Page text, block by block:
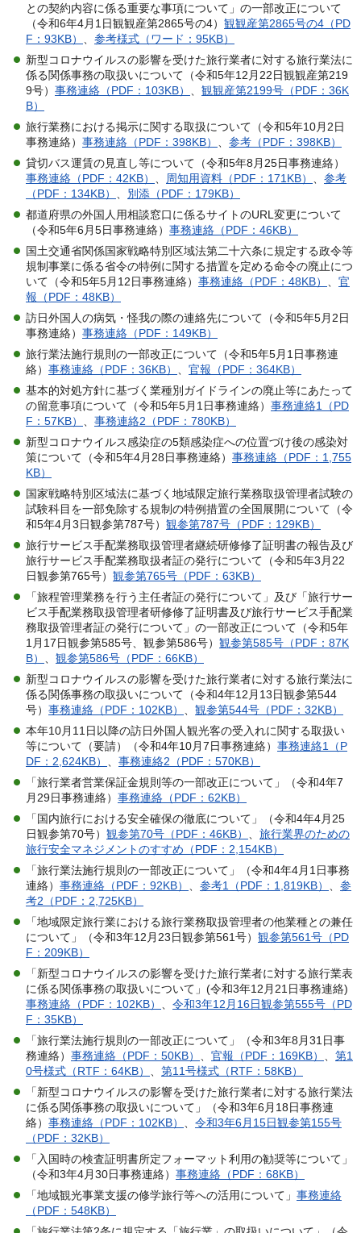
との契約内容に係る重要な事項について」の一部改正について
（令和6年4月1日観観産第2865号の4） 観観産第2865号の4（PD
F：93KB）
参考様式（ワード：95KB）
新型コロナウイルスの影響を受けた旅行業者に対する旅行業法に
係る関係事務の取扱いについて（令和5年12月22日観観産第219
9号） 事務連絡（PDF：103KB）
観観産第2199号（PDF：36K
B）
旅行業務における掲示に関する取扱について（令和5年10月2日
事務連絡） 事務連絡（PDF：398KB）
参考（PDF：398KB）
貸切バス運賃の見直し等について（令和5年8月25日事務連絡）
事務連絡（PDF：42KB）
周知用資料（PDF：171KB）
参考
（PDF：134KB）
別添（PDF：179KB）
都道府県の外国人用相談窓口に係るサイトのURL変更について
（令和5年6月5日事務連絡） 事務連絡（PDF：46KB）
国土交通省関係国家戦略特別区域法第二十六条に規定する政令等
規制事業に係る省令の特例に関する措置を定める命令の廃止につ
いて（令和5年5月12日事務連絡） 事務連絡（PDF：48KB）
官
報（PDF：48KB）
訪日外国人の病気・怪我の際の連絡先について（令和5年5月2日
事務連絡） 事務連絡（PDF：149KB）
旅行業法施行規則の一部改正について（令和5年5月1日事務連
絡） 事務連絡（PDF：36KB）
官報（PDF：364KB）
基本的対処方針に基づく業種別ガイドラインの廃止等にあたって
の留意事項について（令和5年5月1日事務連絡） 事務連絡1（PD
F：57KB）
事務連絡2（PDF：780KB）
新型コロナウイルス感染症の5類感染症への位置づけ後の感染対
策について（令和5年4月28日事務連絡） 事務連絡（PDF：1,755
KB）
国家戦略特別区域法に基づく地域限定旅行業務取扱管理者試験の
試験科目を一部免除する規制の特例措置の全国展開について（令
和5年4月3日観参第787号） 観参第787号（PDF：129KB）
旅行サービス手配業務取扱管理者継続研修修了証明書の報告及び
旅行サービス手配業務取扱者証の発行について（令和5年3月22
日観参第765号） 観参第765号（PDF：63KB）
「旅程管理業務を行う主任者証の発行について」及び「旅行サー
ビス手配業務取扱管理者研修修了証明書及び旅行サービス手配業
務取扱管理者証の発行について」の一部改正について（令和5年
1月17日観参第585号、観参第586号） 観参第585号（PDF：87K
B）
観参第586号（PDF：66KB）
新型コロナウイルスの影響を受けた旅行業者に対する旅行業法に
係る関係事務の取扱いについて（令和4年12月13日観参第544
号） 事務連絡（PDF：102KB）
観参第544号（PDF：32KB）
本年10月11日以降の訪日外国人観光客の受入れに関する取扱い
等について（要請）（令和4年10月7日事務連絡） 事務連絡1（P
DF：2,624KB）
事務連絡2（PDF：570KB）
「旅行業者営業保証金規則等の一部改正について」（令和4年7
月29日事務連絡） 事務連絡（PDF：62KB）
「国内旅行における安全確保の徹底について」（令和4年4月25
日観参第70号） 観参第70号（PDF：46KB）
旅行業界のための
旅行安全マネジメントのすすめ（PDF：2,154KB）
「旅行業法施行規則の一部改正について」（令和4年4月1日事務
連絡） 事務連絡（PDF：92KB） 参考1（PDF：1,819KB）
参
考2（PDF：2,725KB）
「地域限定旅行業における旅行業務取扱管理者の他業種との兼任
について」（令和3年12月23日観参第561号） 観参第561号（PD
F：209KB）
「新型コロナウイルスの影響を受けた旅行業者に対する旅行業表
に係る関係事務の取扱いについて」(令和3年12月21日事務連絡)
事務連絡（PDF：102KB）
令和3年12月16日観参第555号（PD
F：35KB）
「旅行業法施行規則の一部改正について」（令和3年8月31日事
務連絡） 事務連絡（PDF：50KB） 官報（PDF：169KB）
第1
0号様式（RTF：64KB）
第11号様式（RTF：58KB）
「新型コロナウイルスの影響を受けた旅行業者に対する旅行業法
に係る関係事務の取扱いについて」（令和3年6月18日事務連
絡） 事務連絡（PDF：102KB）
令和3年6月15日観参第155号
（PDF：32KB）
「入国時の検査証明書所定フォーマット利用の勧奨等について」
（令和3年4月30日事務連絡） 事務連絡（PDF：68KB）
「地域観光事業支援の修学旅行等への活用について」 事務連絡
（PDF：548KB）